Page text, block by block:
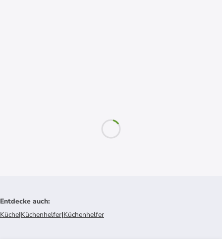
Entdecke auch:
Küche|Küchenhelfer|Küchenhelfer